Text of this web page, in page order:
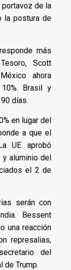
de la
la postura de
más
Scott
ahora
Brasil y
días.
en lugar del
a que el
UE aprobó
y aluminio del
el 2 de
serán con
Bessent
una reacción
represalias,
del
de Trump.